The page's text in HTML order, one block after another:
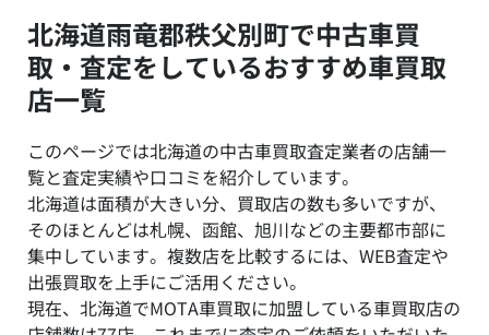
北海道雨竜郡秩父別町で中古車買
取・査定をしているおすすめ車買取
店一覧
このページでは北海道の中古車買取査定業者の店舗一
覧と査定実績や口コミを紹介しています。
北海道は面積が大きい分、買取店の数も多いですが、
そのほとんどは札幌、函館、旭川などの主要都市部に
集中しています。複数店を比較するには、WEB査定や
出張買取を上手にご活用ください。
現在、北海道でMOTA車買取に加盟している車買取店の